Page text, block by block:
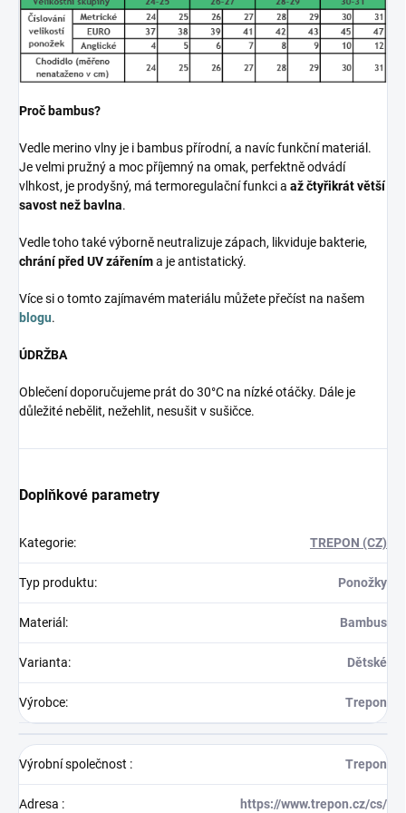
Proč bambus?
Vedle merino vlny je i bambus přírodní, a navíc funkční materiál.
Je velmi pružný a moc příjemný na omak, perfektně odvádí
vlhkost, je prodyšný, má termoregulační funkci a až čtyřikrát větší
savost než bavlna.
Vedle toho také výborně neutralizuje zápach, likviduje bakterie,
chrání před UV zářeníma je antistatický.
Více si o tomto zajímavém materiálu můžete přečíst na našem
blogu.
ÚDRŽBA
Oblečení doporučujeme prát do 30°C na nízké otáčky. Dále je
důležité nebělit, nežehlit, nesušit v sušičce.
Doplňkové parametry
Kategorie: TREPON (CZ)
Typ produktu: Ponožky
Materiál : Bambus
Varianta: Dětské
Výrobce: Trepon
Výrobní společnost : Trepon
Adresa : https://www.trepon.cz/cs/